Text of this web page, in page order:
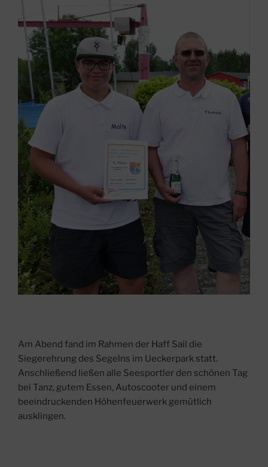
Am Abend fand im Rahmen der Haff Sail die
Siegerehrung des Segelns im Ueckerpark statt.
Anschließend ließen alle Seesportler den schönen Tag
bei Tanz, gutem Essen, Autoscooter und einem
beeindruckenden Höhenfeuerwerk gemütlich
ausklingen.